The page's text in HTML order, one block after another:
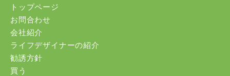
トップページ
お問合わせ
会社紹介
ライフデザイナーの紹介
勧誘方針
買う